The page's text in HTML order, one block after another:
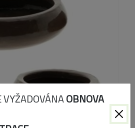
VYŽADOVÁNAOBNOVA